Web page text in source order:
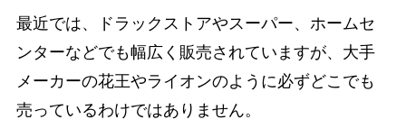
最近では、ドラックストアやスーパー、ホームセ
ンターなどでも幅広く販売されていますが、大手
メーカーの花王やライオンのように必ずどこでも
売っているわけではありません。